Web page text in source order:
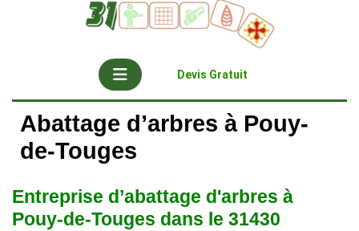
Open
Button
Devis Gratuit
Abattage d’arbres à Pouy-
de-Touges
Entreprise d’abattage d'arbres à
Pouy-de-Touges dans le 31430